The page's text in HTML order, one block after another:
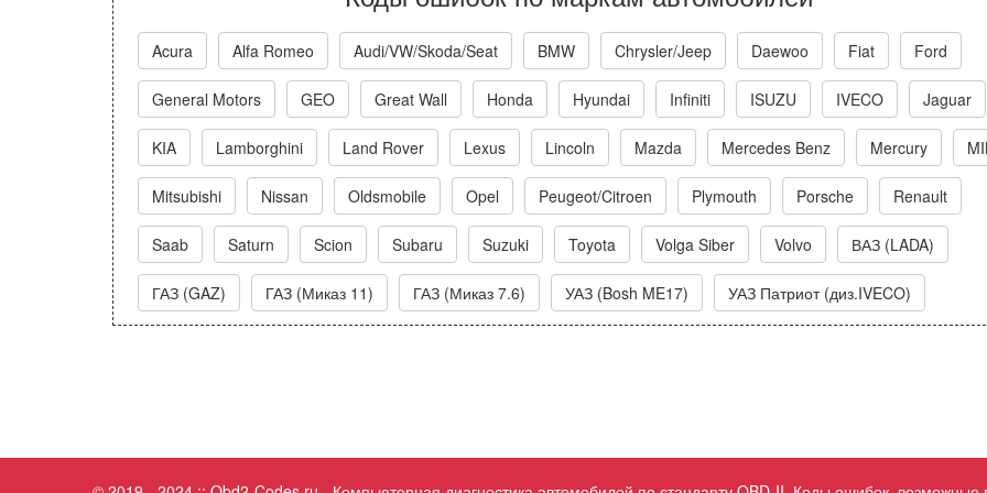
Acura Alfa Romeo Audi/VW/Skoda/Seat BMW Chrysler/Jeep Daewoo Fiat Ford
General Motors GEO Great Wall Honda Hyundai Infiniti ISUZU IVECO Jaguar
KIA Lamborghini Land Rover Lexus Lincoln Mazda Mercedes Benz Mercury
Mitsubishi Nissan Oldsmobile Opel Peugeot/Citroen Plymouth Porsche Renault
Saab Saturn Scion Subaru Suzuki Toyota Volga Siber Volvo ВАЗ (LADA)
ГАЗ (GAZ) ГАЗ (Миказ 11) ГАЗ (Миказ 7.6) УАЗ (Bosh ME17) УАЗ Патриот (диз.IVECO)